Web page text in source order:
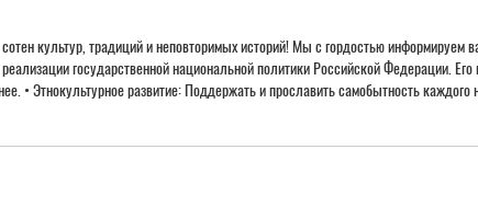
культур, традиций и неповторимых историй! Мы с гордостью
государственной национальной политики Российской Федерации.
• Этнокультурное развитие: Поддержать и прославить самобытность